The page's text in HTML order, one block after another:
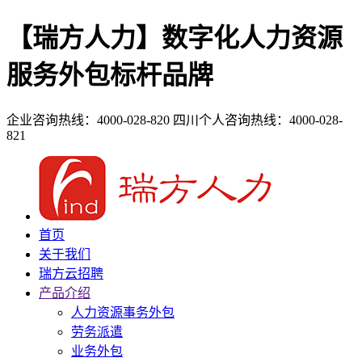
【瑞方人力】数字化人力资源
服务外包标杆品牌
企业咨询热线：4000-028-820 四川个人咨询热线：4000-028-
821
首页
关于我们
瑞方云招聘
产品介绍
人力资源事务外包
劳务派遣
业务外包